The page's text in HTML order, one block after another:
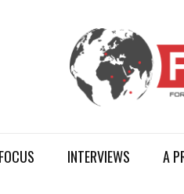
FOCUS INTERVIEWS A